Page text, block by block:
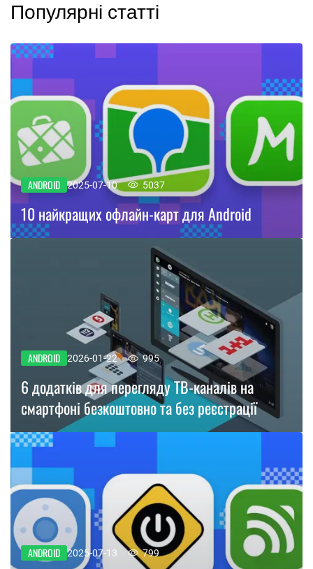
Популярні статті
ANDROID 2025-07-10 5037
10 найкращих офлайн-карт для Android
ANDROID 2026-01-22 995
6 додатків для перегляду ТВ-каналів на
смартфоні безкоштовно та без реєстрації
ANDROID 2025-07-13 799